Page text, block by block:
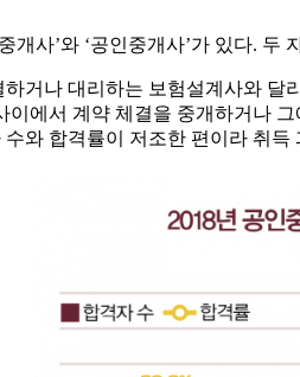
개사’와 ‘공인중개사’가 있다.
거나 대리하는 보험설계사와
에서 계약 체결을 중개하거나
와 합격률이 저조한 편이라 취